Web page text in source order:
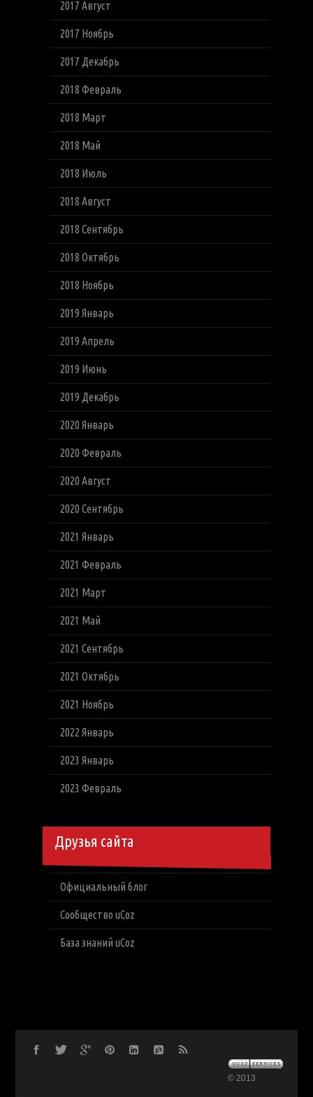
2017 Август
2017 Ноябрь
2017 Декабрь
2018 Февраль
2018 Март
2018 Май
2018 Июль
2018 Август
2018 Сентябрь
2018 Октябрь
2018 Ноябрь
2019 Январь
2019 Апрель
2019 Июнь
2019 Декабрь
2020 Январь
2020 Февраль
2020 Август
2020 Сентябрь
2021 Январь
2021 Февраль
2021 Март
2021 Май
2021 Сентябрь
2021 Октябрь
2021 Ноябрь
2022 Январь
2023 Январь
2023 Февраль
Друзья сайта
Официальный блог
Сообщество uCoz
База знаний uCoz
© 2013